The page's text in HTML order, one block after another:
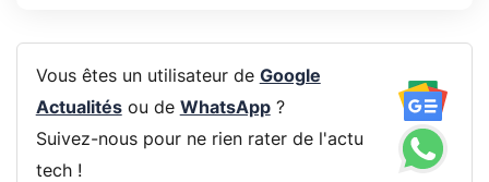
Vous êtes un utilisateur de Google
Actualitésou de WhatsApp?
Suivez-nous pour ne rien rater de l'actu
tech !